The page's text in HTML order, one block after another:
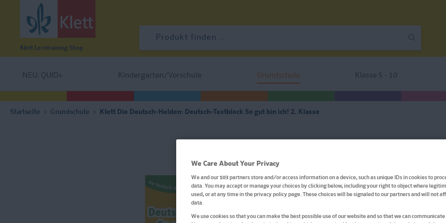
Klett Lerntraining Shop
NEU: QUID+ Kindergarten/Vorschule Grundschule Klasse 5 - 10
Startseite Grundschule Klett Die Deutsch-Helden: Deutsch-Testblock So gut bin ich! 2. Klasse
Klett Die Deutsch-
Testblock So gut bin ich! 2.
Mit Punktesystem wie in der Schule für Tests,
und Schulaufgaben
We Care About Your Privacy
We and our103partners store and/or access information on a device, such as unique IDs in cookies to
data. You may accept or manage your choices by clicking below, including your right to object where
used, or at any time in the privacy policy page. These choices will be signaled to our partners and will not
data.
We use cookies so that you can make the best possible use of our website and so that we can